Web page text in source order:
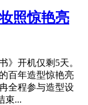
照惊艳亮
》开机仅剩5天。
百年造型惊艳亮
全程参与造型设
束...